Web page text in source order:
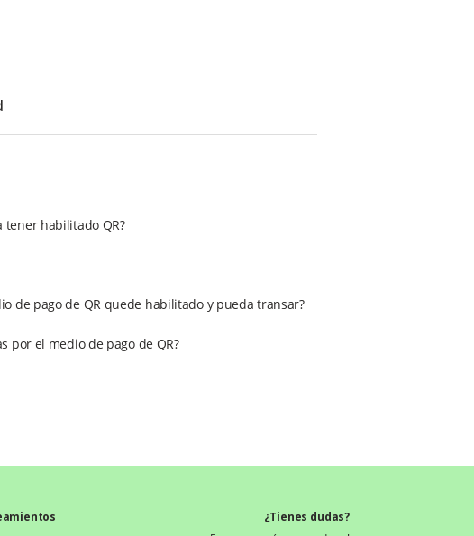
tener habilitado QR?
de pago de QR quede habilitado y pueda transar?
por el medio de pago de QR?
¿Tienes dudas?